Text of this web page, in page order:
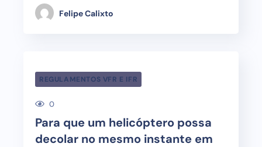
Felipe Calixto
REGULAMENTOS VFR E IFR
0
Para que um helicóptero possa
decolar no mesmo instante em